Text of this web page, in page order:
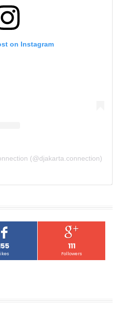
on Instagram
(@djakarta.connection)
111
Followers